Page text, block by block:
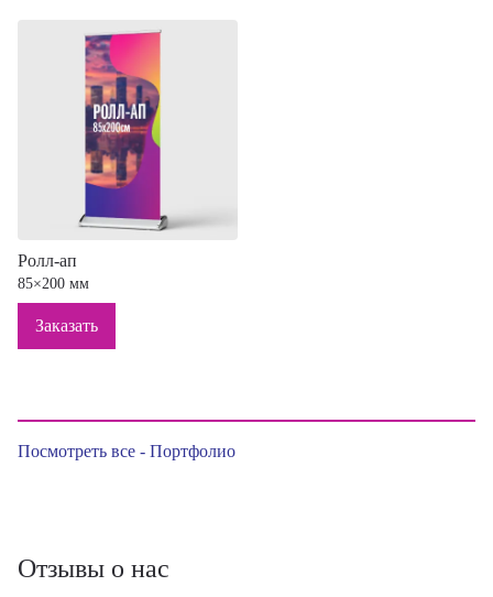
Ролл-ап
85×200 мм
Заказать
Посмотреть все - Портфолио
Отзывы о нас